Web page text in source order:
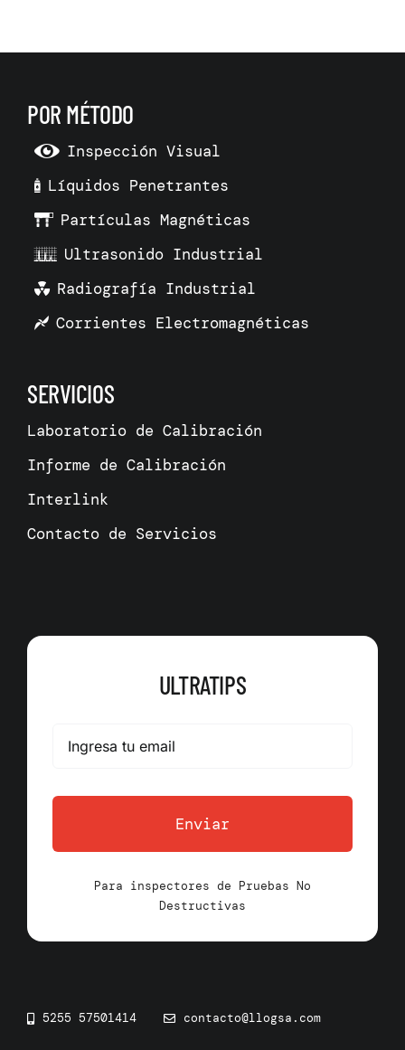
POR MÉTODO
Inspección Visual
Líquidos Penetrantes
Partículas Magnéticas
Ultrasonido Industrial
Radiografía Industrial
Corrientes Electromagnéticas
SERVICIOS
Laboratorio de Calibración
Informe de Calibración
Interlink
Contacto de Servicios
ULTRATIPS
Enviar
Para inspectores de Pruebas No
Destructivas
5255 57501414 contacto@llogsa.com